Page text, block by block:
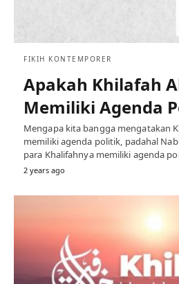
FIKIH KONTEMPORER
Apakah Khilafah
Memiliki Agenda
Mengapa kita bangga mengatakan
memiliki agenda politik, padahal
para Khalifahnya memiliki agenda
2 years ago